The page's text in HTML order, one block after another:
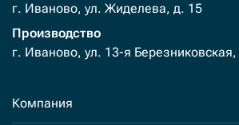
г. Иваново, ул. Жиделева, д. 15
Производство
г. Иваново, ул. 13-я Березниковская,
Компания